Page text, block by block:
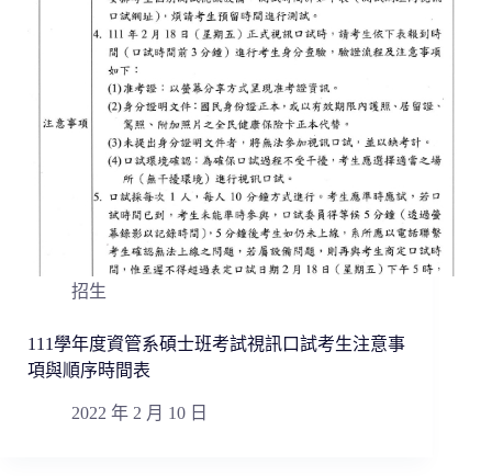
招生
111學年度資管系碩士班考試視訊口試考生注意事
項與順序時間表
2022 年 2 月 10 日